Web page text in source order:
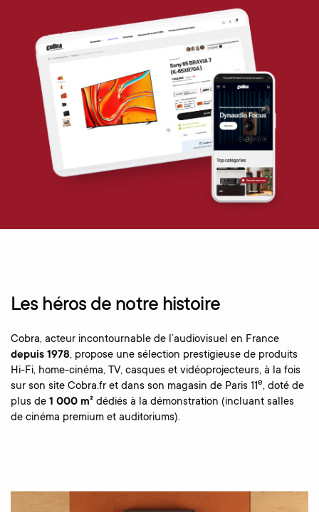
Les héros de notre histoire
Cobra, acteur incontournable de l’audiovisuel en France
depuis 1978, propose une sélection prestigieuse de produits
Hi-Fi, home-cinéma, TV, casques et vidéoprojecteurs, à la fois
sur son site Cobra.fr et dans son magasin de Paris 11ᵉ, doté de
plus de 1 000 m² dédiés à la démonstration (incluant salles
de cinéma premium et auditoriums).